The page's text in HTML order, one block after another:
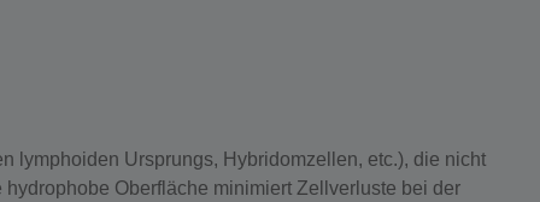
lymphoiden Ursprungs, Hybridomzellen, etc.), die nicht
Oberfläche minimiert Zellverluste bei der